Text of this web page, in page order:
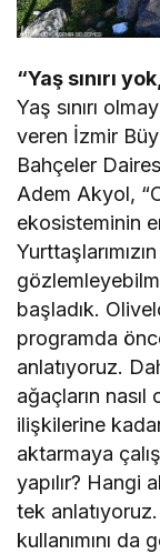
“Yaş sınırı
Yaş sınırı
veren İzmir
Bahçeler
Adem Akyol,
ekosisteminin
başladık.
programda
anlatıyoruz.
ağaçların
ilişkilerine
aktarmaya
yapılır? Hangi
tek
kullanımını da